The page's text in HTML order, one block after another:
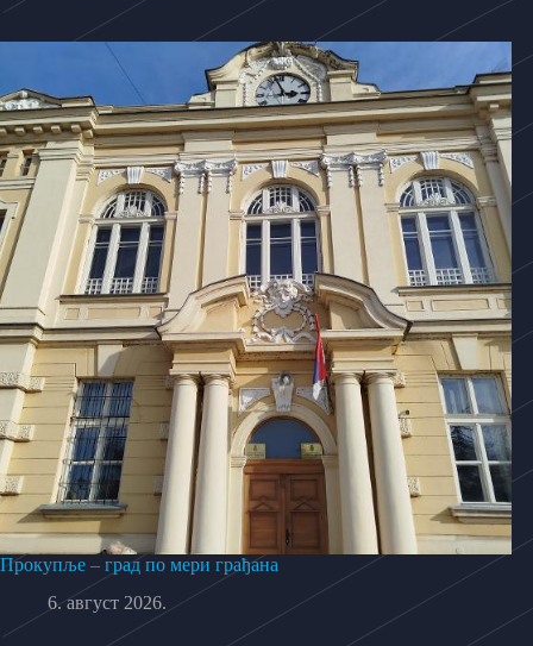
Прокупље – град по мери грађана
6. август 2026.